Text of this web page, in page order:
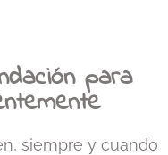
para
siempre y cuando